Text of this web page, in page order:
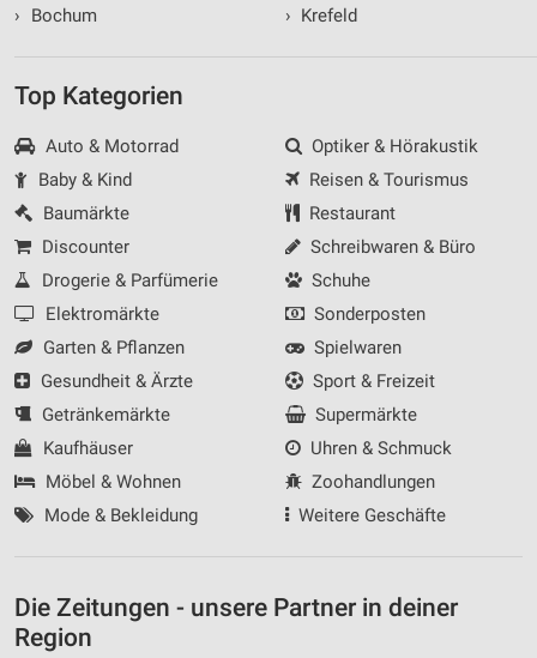
›
Bochum
› Krefeld
Top Kategorien
Auto & Motorrad
Baby & Kind
Baumärkte
Discounter
Drogerie & Parfümerie
Elektromärkte
Garten & Pflanzen
Gesundheit & Ärzte
Getränkemärkte
Kaufhäuser
Möbel & Wohnen
Mode & Bekleidung
Optiker & Hörakustik
Reisen & Tourismus
Restaurant
Schreibwaren & Büro
Schuhe
Sonderposten
Spielwaren
Sport & Freizeit
Supermärkte
Uhren & Schmuck
Zoohandlungen
Weitere Geschäfte
Die Zeitungen - unsere Partner in deiner
Region